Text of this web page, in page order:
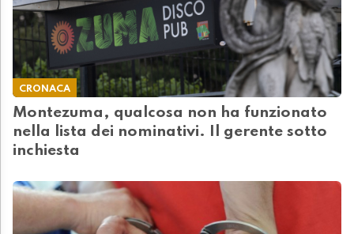
CRONACA
Montezuma, qualcosa non ha funzionato
nella lista dei nominativi. Il gerente sotto
inchiesta